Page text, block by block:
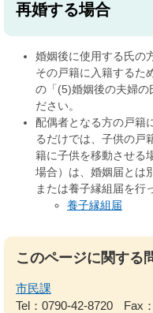
再婚する場合
婚姻後に使用する氏の
その戸籍に入籍するた
の「(5)婚姻後の夫婦の
ださい。
配偶者となる方の戸籍
るだけでは、子供の戸
籍に子供を移動させる
場合）は、婚姻届とは
または養子縁組届を行
養子縁組届
このページに関する
市民課
Tel：0790-42-8720
Fax